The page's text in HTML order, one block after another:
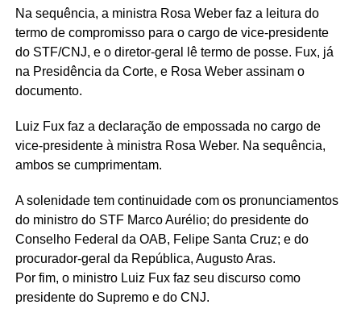
Na sequência, a ministra Rosa Weber faz a leitura do
termo de compromisso para o cargo de vice-presidente
do STF/CNJ, e o diretor-geral lê termo de posse. Fux, já
na Presidência da Corte, e Rosa Weber assinam o
documento.
Luiz Fux faz a declaração de empossada no cargo de
vice-presidente à ministra Rosa Weber. Na sequência,
ambos se cumprimentam.
A solenidade tem continuidade com os pronunciamentos
do ministro do STF Marco Aurélio; do presidente do
Conselho Federal da OAB, Felipe Santa Cruz; e do
procurador-geral da República, Augusto Aras.
Por fim, o ministro Luiz Fux faz seu discurso como
presidente do Supremo e do CNJ.